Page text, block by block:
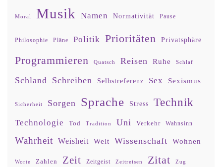
Moral Musik Namen Normativität Pause
Philosophie Pläne Politik Prioritäten Privatsphäre
Programmieren Quatsch Reisen Ruhe Schlaf
Schland Schreiben Selbstreferenz Sex Sexismus
Sicherheit Sorgen Sprache Stress Technik
Technologie Tod Tradition Uni Verkehr Wahnsinn
Wahrheit Weisheit Welt Wissenschaft Wohnen
Worte Zahlen Zeit Zeitgeist Zeitreisen Zitat Zug